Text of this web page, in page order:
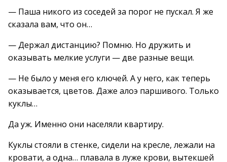
— Паша никого из соседей за порог не пускал. Я же
сказала вам, что он…
— Держал дистанцию? Помню. Но дружить и
оказывать мелкие услуги — две разные вещи.
— Не было у меня его ключей. А у него, как теперь
оказывается, цветов. Даже алоэ паршивого. Только
куклы…
Да уж. Именно они населяли квартиру.
Куклы стояли в стенке, сидели на кресле, лежали на
кровати, а одна… плавала в луже крови, вытекшей